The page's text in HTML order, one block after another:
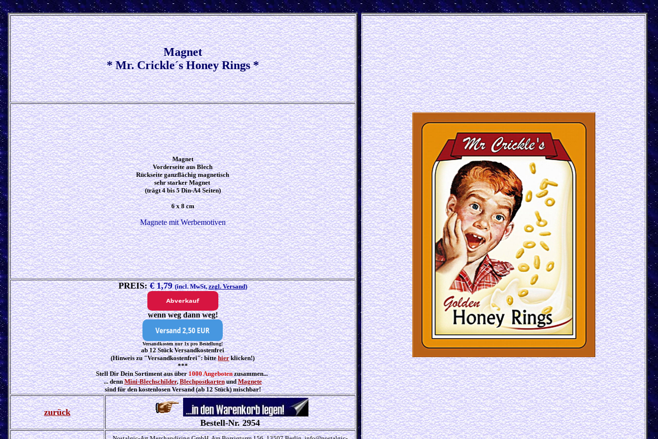
Magnet
* Mr. Crickle´s Honey Rings *
Magnet
Vorderseite aus Blech
Rückseite ganzflächig magnetisch
sehr starker Magnet
(trägt 4 bis 5 Din-A4 Seiten)
6 x 8 cm
Magnete mit Werbemotiven
PREIS:€ 1,79(incl. MwSt,zzgl. Versand)
wenn weg dann weg!
Versandkosten nur 1x pro Bestellung!
ab 12 Stück Versandkostenfrei
(Hinweis zu "Versandkostenfrei": bittehierklicken!)
***
Stell Dir Dein Sortiment aus über1000 Angebotenzusammen...
... dennMini-Blechschilder,Blechpostkartenund Magnete
sind für den kostenlosen Versand (ab 12 Stück) mischbar!
zurück
Bestell-Nr. 2954